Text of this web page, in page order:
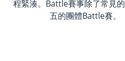
程緊湊。Battle賽事除了常見
五的團體Battle賽